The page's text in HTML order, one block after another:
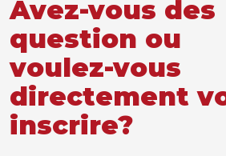
Avez-vous des
question ou
voulez-vous
directement
inscrire?